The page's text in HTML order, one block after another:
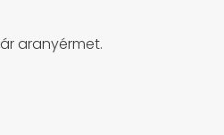
aranyérmet.